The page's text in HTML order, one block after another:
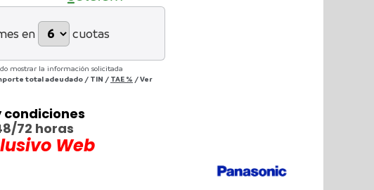
en cuotas
mostrar la información solicitada
total adeudado / TIN / TAE % /Ver
72 horas
Web